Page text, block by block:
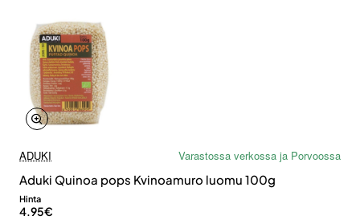
ADUKI
Varastossa verkossa ja Porvoossa
Aduki Quinoa pops Kvinoamuro luomu 100g
Hinta
4.95€